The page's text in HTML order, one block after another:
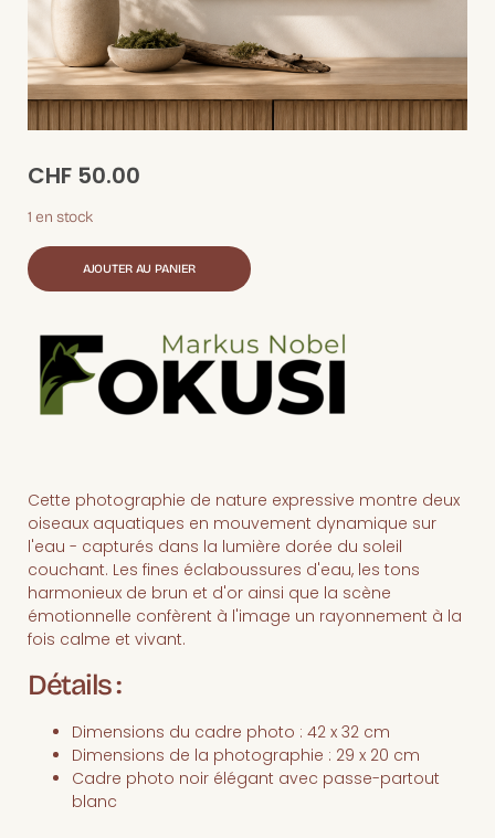
CHF 50.00
1 en stock
AJOUTER AU PANIER
Cette photographie de nature expressive montre deux
oiseaux aquatiques en mouvement dynamique sur
l'eau - capturés dans la lumière dorée du soleil
couchant. Les fines éclaboussures d'eau, les tons
harmonieux de brun et d'or ainsi que la scène
émotionnelle confèrent à l'image un rayonnement à la
fois calme et vivant.
Détails :
Dimensions du cadre photo : 42 x 32 cm
Dimensions de la photographie : 29 x 20 cm
Cadre photo noir élégant avec passe-partout
blanc